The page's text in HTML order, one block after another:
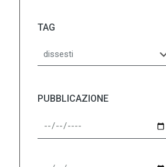
TAG
PUBBLICAZIONE